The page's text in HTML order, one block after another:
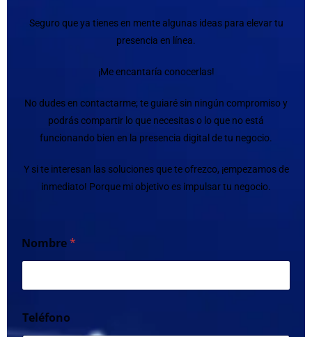
Seguro que ya tienes en mente algunas ideas para elevar tu
presencia en línea.
¡Me encantaría conocerlas!
No dudes en contactarme; te guiaré sin ningún compromiso y
podrás compartir lo que necesitas o lo que no está
funcionando bien en la presencia digital de tu negocio.
Y si te interesan las soluciones que te ofrezco, ¡empezamos de
inmediato! Porque mi objetivo es impulsar tu negocio.
Nombre*
Teléfono